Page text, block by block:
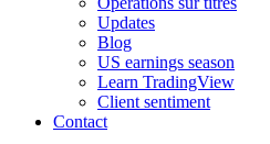
Updates
Blog
US earnings season
Learn TradingView
Client sentiment
Contact